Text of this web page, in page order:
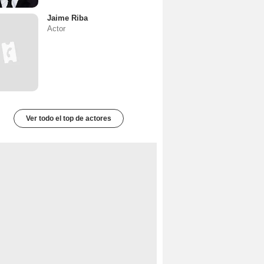
Jaime Riba
Actor
Ver todo el top de actores